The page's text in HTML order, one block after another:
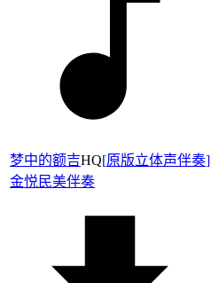
梦中的额吉HQ[原版立体声伴奏]
金悦 民美伴奏